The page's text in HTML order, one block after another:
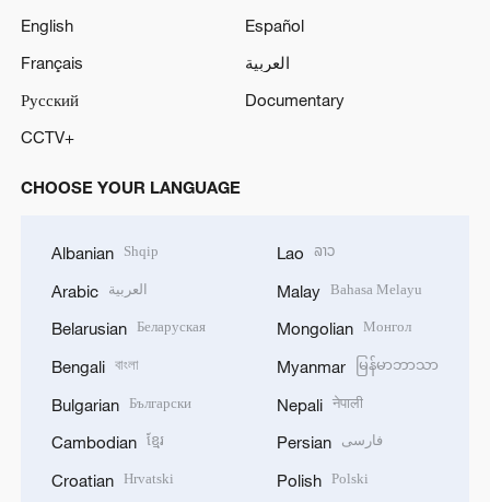
English
Español
Français
العربية
Русский
Documentary
CCTV+
CHOOSE YOUR LANGUAGE
Albanian Shqip
Arabic العربية
Belarusian Беларуская
Bengali বাংলা
Bulgarian Български
Cambodian ខ្មែរ
Croatian Hrvatski
Lao ລາວ
Malay Bahasa Melayu
Mongolian Монгол
Myanmar မြန်မာဘာသာ
Nepali नेपाली
Persian فارسی
Polish Polski